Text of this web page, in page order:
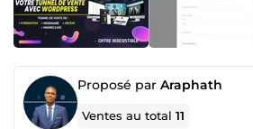
Proposé par Araphath
Ventes au total11